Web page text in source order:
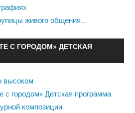
живого общения…
С ГОРОДОМ» ДЕТСКАЯ
высоком
с городом» Детская программа
композиции